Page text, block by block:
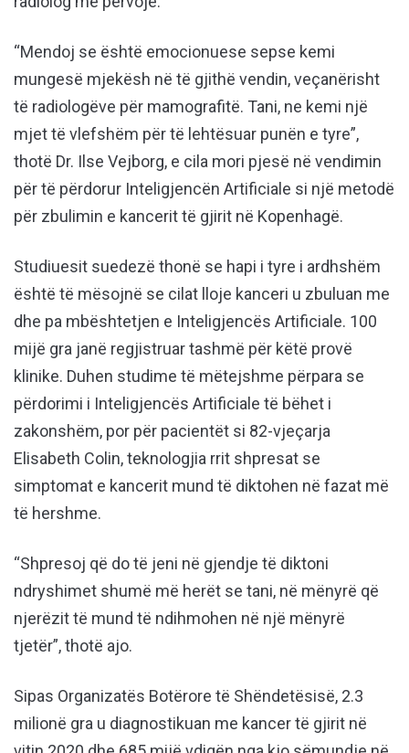
“Mendoj se është emocionuese sepse kemi
mungesë mjekësh në të gjithë vendin, veçanërisht
të radiologëve për mamografitë. Tani, ne kemi një
mjet të vlefshëm për të lehtësuar punën e tyre”,
thotë Dr. Ilse Vejborg, e cila mori pjesë në vendimin
për të përdorur Inteligjencën Artificiale si një metodë
për zbulimin e kancerit të gjirit në Kopenhagë.
Studiuesit suedezë thonë se hapi i tyre i ardhshëm
është të mësojnë se cilat lloje kanceri u zbuluan me
dhe pa mbështetjen e Inteligjencës Artificiale. 100
mijë gra janë regjistruar tashmë për këtë provë
klinike. Duhen studime të mëtejshme përpara se
përdorimi i Inteligjencës Artificiale të bëhet i
zakonshëm, por për pacientët si 82-vjeçarja
Elisabeth Colin, teknologjia rrit shpresat se
simptomat e kancerit mund të diktohen në fazat më
të hershme.
“Shpresoj që do të jeni në gjendje të diktoni
ndryshimet shumë më herët se tani, në mënyrë që
njerëzit të mund të ndihmohen në një mënyrë
tjetër”, thotë ajo.
Sipas Organizatës Botërore të Shëndetësisë, 2.3
milionë gra u diagnostikuan me kancer të gjirit në